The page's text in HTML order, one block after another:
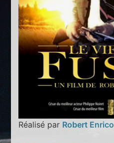
Réalisé par Robert Enrico